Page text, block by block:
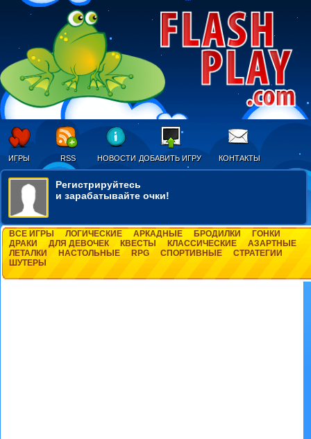
ИГРЫ RSS НОВОСТИ ДОБАВИТЬ ИГРУ КОНТАКТЫ
Регистрируйтесь
и зарабатывайте очки!
ВСЕ ИГРЫ ЛОГИЧЕСКИЕ АРКАДНЫЕ БРОДИЛКИ
ГОНКИ
ДРАКИ
ДЛЯ ДЕВОЧЕК КВЕСТЫ КЛАССИЧЕСКИЕ
АЗАРТНЫЕ
ЛЕТАЛКИ
НАСТОЛЬНЫЕ RPG СПОРТИВНЫЕ
СТРАТЕГИИ
ШУТЕРЫ